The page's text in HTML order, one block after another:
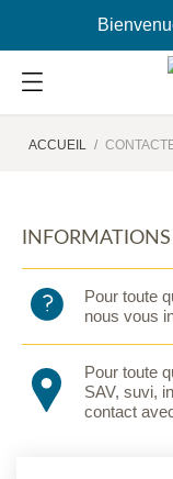
ACCUEIL
INFORMATIONS
Pour toute
nous vous
Pour toute
SAV, suvi,
contact